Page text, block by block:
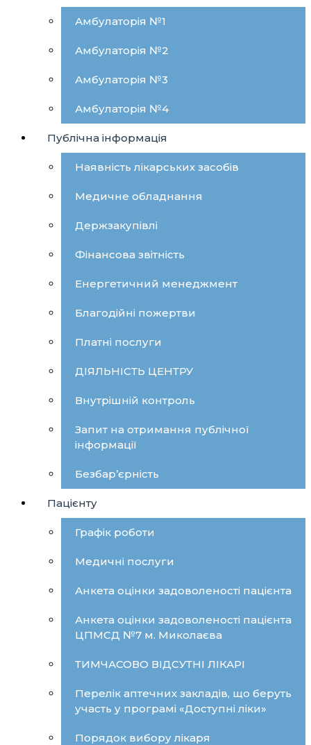
Амбулаторія №1
Амбулаторія №2
Амбулаторія №3
Амбулаторія №4
Публічна інформація
Наявність лікарських засобів
Медичне обладнання
Держзакупівлі
Фінансова звітність
Енергетичний менеджмент
Благодійні пожертви
Платні послуги
ДІЯЛЬНІСТЬ ЦЕНТРУ
Внутрішній контроль
Запит на отримання публічної
інформації
Безбар’єрність
Пацієнту
Графік роботи
Медичні послуги
Анкета оцінки задоволеності пацієнта
Анкета оцінки задоволеності пацієнта
ЦПМСД №7 м. Миколаєва
ТИМЧАСОВО ВІДСУТНІ ЛІКАРІ
Перелік аптечних закладів, що беруть
участь у програмі «Доступні ліки»
Порядок вибору лікаря